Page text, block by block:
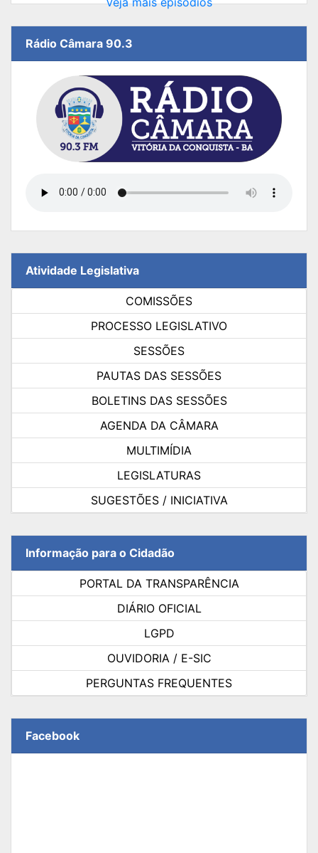
Rádio Câmara 90.3
Atividade Legislativa
COMISSÕES
PROCESSO LEGISLATIVO
SESSÕES
PAUTAS DAS SESSÕES
BOLETINS DAS SESSÕES
AGENDA DA CÂMARA
MULTIMÍDIA
LEGISLATURAS
SUGESTÕES / INICIATIVA
Informação para o Cidadão
PORTAL DA TRANSPARÊNCIA
DIÁRIO OFICIAL
LGPD
OUVIDORIA / E-SIC
PERGUNTAS FREQUENTES
Facebook